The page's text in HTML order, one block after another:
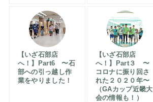
【いざ石部店
へ！】Part6 〜石
部への引っ越し作
業をやりました！
【いざ石部店
へ！】Part３ 〜
コロナに振り回さ
れた２０２０年〜
（GAカップ近畿大
会の情報も！）